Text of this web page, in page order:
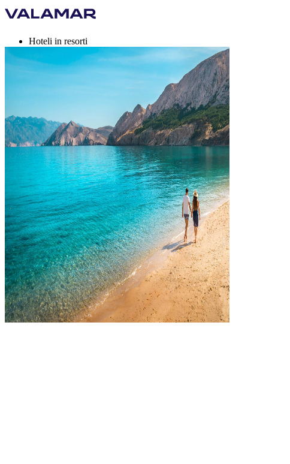
Hoteli in resorti
Kampi
Destinacije
Počitniške ponudbe
Valamar Rewards
si, EUR